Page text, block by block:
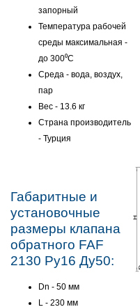
запорный
Температура рабочей
среды максимальная -
до 300⁰C
Среда - вода, воздух,
пар
Вес - 13.6 кг
Страна производитель
- Турция
Габаритные и
установочные
размеры клапана
обратного FAF
2130 Ру16 Ду50:
Dn - 50 мм
L - 230 мм